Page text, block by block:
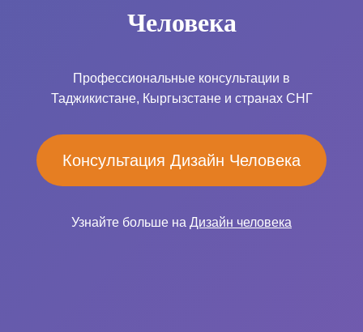
Человека
Профессиональные консультации в
Таджикистане, Кыргызстане и странах СНГ
Консультация Дизайн Человека
Узнайте больше на Дизайн человека